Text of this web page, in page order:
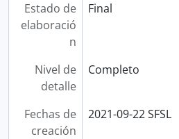
Estado de
elaboració
n
Final
Nivel de
detalle
Completo
Fechas de
creación
2021-09-22 SFSL